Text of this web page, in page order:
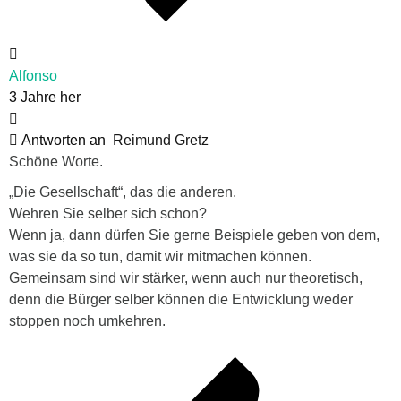
Alfonso
3 Jahre her
Antworten an
Reimund Gretz
Schöne Worte.
„Die Gesellschaft“, das die anderen.
Wehren Sie selber sich schon?
Wenn ja, dann dürfen Sie gerne Beispiele geben von dem,
was sie da so tun, damit wir mitmachen können.
Gemeinsam sind wir stärker, wenn auch nur theoretisch,
denn die Bürger selber können die Entwicklung weder
stoppen noch umkehren.